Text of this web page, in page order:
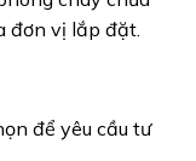
đơn vị lắp đặt.
để yêu cầu tư